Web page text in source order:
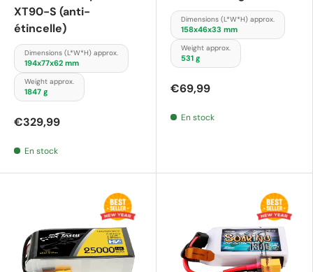
XT90-S (anti-
étincelle)
Dimensions (L*W*H) approx.
194x77x62 mm
Weight approx.
1847 g
€329,99
En stock
Dimensions (L*W*H) approx.
158x46x33 mm
Weight approx.
531 g
€69,99
En stock